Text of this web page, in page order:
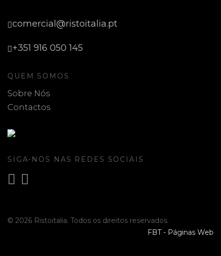
comercial@ristoitalia.pt
+351 916 050 145
QUEM SOMOS
Sobre Nós
Contactos
SIGA-NOS NAS REDES SOCIAIS
© 2026 Ristoitalia. Todos os direitos reservados.
FBT - Páginas Web